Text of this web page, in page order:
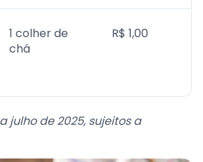
1 colher de
chá
R$ 1,00
julho de 2025, sujeitos a